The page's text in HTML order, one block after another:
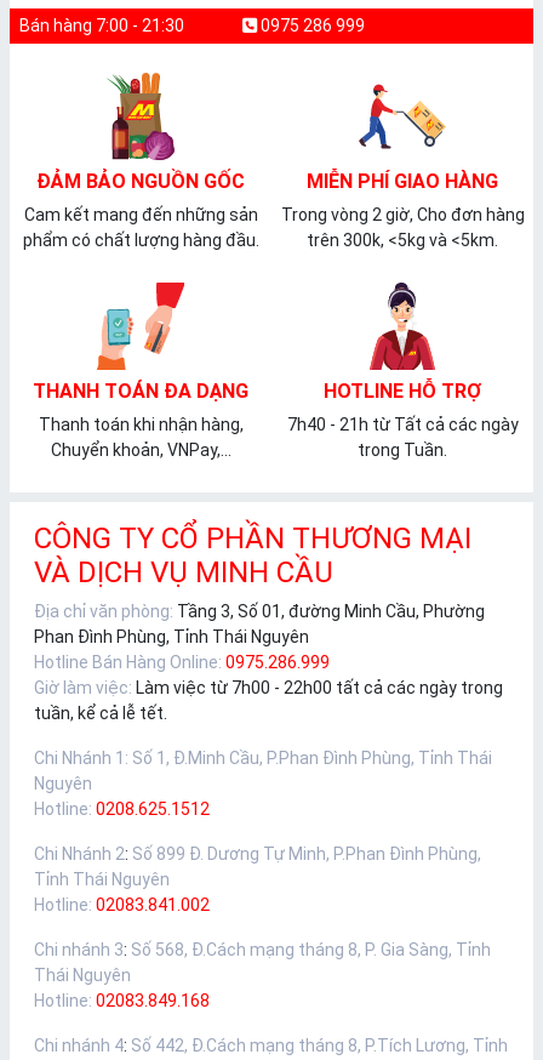
Bán hàng 7:00 - 21:30 0975 286 999
ĐẢM BẢO NGUỒN GỐC
Cam kết mang đến những sản
phẩm có chất lượng hàng đầu.
MIỄN PHÍ GIAO HÀNG
Trong vòng 2 giờ, Cho đơn hàng
trên 300k, <5kg và <5km.
THANH TOÁN ĐA DẠNG
Thanh toán khi nhận hàng,
Chuyển khoản, VNPay,...
HOTLINE HỖ TRỢ
7h40 - 21h từ Tất cả các ngày
trong Tuần.
CÔNG TY CỔ PHẦN THƯƠNG MẠI
VÀ DỊCH VỤ MINH CẦU
Địa chỉ văn phòng: Tầng 3, Số 01, đường Minh Cầu, Phường
Phan Đình Phùng, Tỉnh Thái Nguyên
Hotline Bán Hàng Online: 0975.286.999
Giờ làm việc: Làm việc từ 7h00 - 22h00 tất cả các ngày trong
tuần, kể cả lễ tết.
Chi Nhánh 1 : Số 1, Đ.Minh Cầu, P.Phan Đình Phùng, Tỉnh Thái
Nguyên
Hotline: 0208.625.1512
Chi Nhánh 2: Số 899 Đ. Dương Tự Minh, P.Phan Đình Phùng,
Tỉnh Thái Nguyên
Hotline: 02083.841.002
Chi nhánh 3: Số 568, Đ.Cách mạng tháng 8, P. Gia Sàng, Tỉnh
Thái Nguyên
Hotline: 02083.849.168
Chi nhánh 4: Số 442, Đ.Cách mạng tháng 8, P.Tích Lương, Tỉnh